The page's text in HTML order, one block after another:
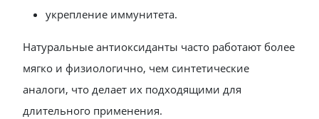
укрепление иммунитета.
Натуральные антиоксиданты часто работают более
мягко и физиологично, чем синтетические
аналоги, что делает их подходящими для
длительного применения.